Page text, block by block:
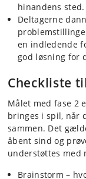
hinandens sted.
Deltagerne
en indledende
god løsning for
Checkliste
Målet med fase 2
bringes i spil, når
sammen. Det
åbent sind og
understøttes med
Brainstorm –